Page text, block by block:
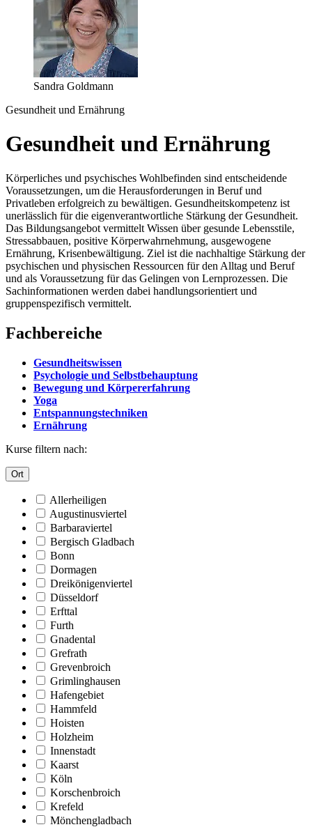
Sandra Goldmann
Gesundheit und Ernährung
Gesundheit und Ernährung
Körperliches und psychisches Wohlbefinden sind entscheidende
Voraussetzungen, um die Herausforderungen in Beruf und
Privatleben erfolgreich zu bewältigen. Gesundheitskompetenz ist
unerlässlich für die eigenverantwortliche Stärkung der Gesundheit.
Das Bildungsangebot vermittelt Wissen über gesunde Lebensstile,
Stressabbauen, positive Körperwahrnehmung, ausgewogene
Ernährung, Krisenbewältigung. Ziel ist die nachhaltige Stärkung der
psychischen und physischen Ressourcen für den Alltag und Beruf
und als Voraussetzung für das Gelingen von Lernprozessen. Die
Sachinformationen werden dabei handlungsorientiert und
gruppenspezifisch vermittelt.
Fachbereiche
Gesundheitswissen
Psychologie und Selbstbehauptung
Bewegung und Körpererfahrung
Yoga
Entspannungstechniken
Ernährung
Kurse filtern nach:
Ort
Allerheiligen
Augustinusviertel
Barbaraviertel
Bergisch Gladbach
Bonn
Dormagen
Dreikönigenviertel
Düsseldorf
Erfttal
Furth
Gnadental
Grefrath
Grevenbroich
Grimlinghausen
Hafengebiet
Hammfeld
Hoisten
Holzheim
Innenstadt
Kaarst
Köln
Korschenbroich
Krefeld
Mönchengladbach